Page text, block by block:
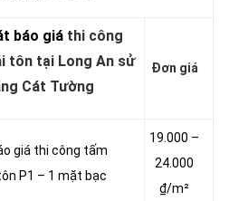
báo giá thi công
tôn tại Long An sử
Cát Tường
Đơn giá
giá thi công tấm
P1 – 1 mặt bạc
19.000 –
24.000
₫/m²